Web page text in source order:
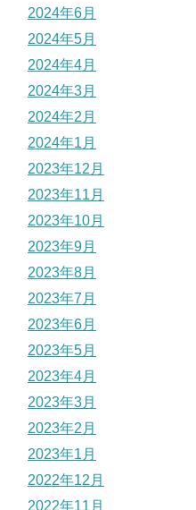
2024年6月
2024年5月
2024年4月
2024年3月
2024年2月
2024年1月
2023年12月
2023年11月
2023年10月
2023年9月
2023年8月
2023年7月
2023年6月
2023年5月
2023年4月
2023年3月
2023年2月
2023年1月
2022年12月
2022年11月